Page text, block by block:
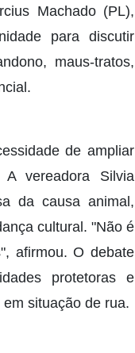
Machado (PL),
para discutir
maus-tratos,
de ampliar
vereadora Silvia
da causa animal,
cultural. "Não é
afirmou. O debate
protetoras e
situação de rua.